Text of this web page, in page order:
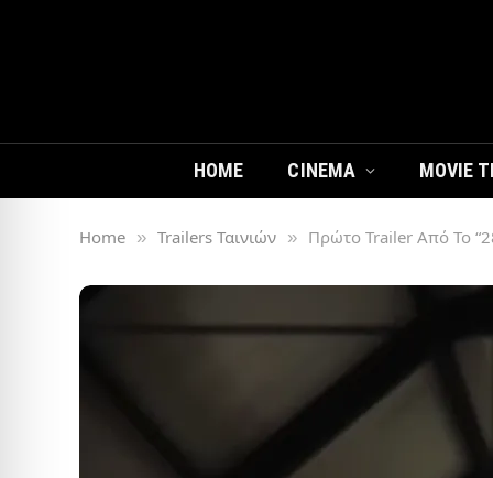
HOME CINEMA MOVIE
Home » Trailers Ταινιών » Πρώτο Trailer Από Το